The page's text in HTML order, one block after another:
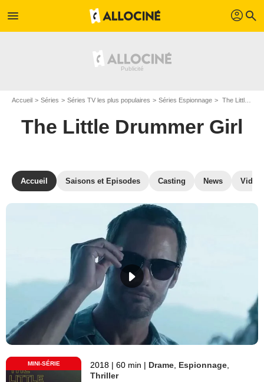
menu profil search
Accueil Séries Séries TV les plus populaires Séries Espionnage The Little Drummer Girl
The Little Drummer Girl
Accueil Saisons et Episodes Casting News
MINI-SÉRIE 2018 | 60 min | Drame Espionnage
Thriller